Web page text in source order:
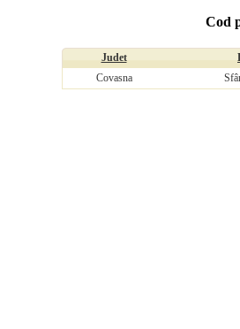
Cod
Judet
Covasna